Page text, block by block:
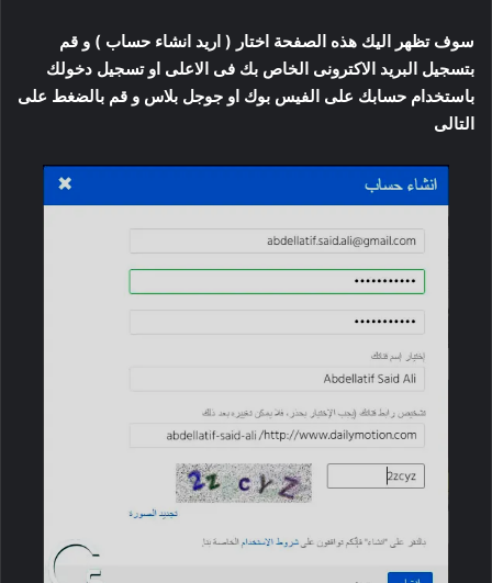
سوف تظهر اليك هذه الصفحة اختار ( اريد انشاء حساب ) و قم
بتسجيل البريد الاكترونى الخاص بك فى الاعلى او تسجيل دخولك
باستخدام حسابك على الفيس بوك او جوجل بلاس و قم بالضغط على
التالى